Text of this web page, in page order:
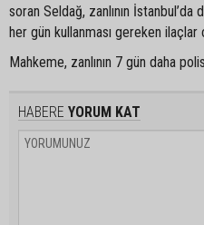
soran Seldağ, zanlının
her gün kullanması gereken ilaçlar
Mahkeme, zanlının 7 gün daha
HABERE YORUM KAT